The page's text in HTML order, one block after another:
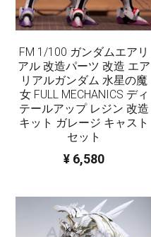
FM 1/100 ガンダムエアリ
アル 改造パーツ 改造 エア
リアルガンダム 水星の魔
女 FULL MECHANICS ディ
テールアップ レジン 改造
キット ガレージ キャスト
セット
¥ 6,580